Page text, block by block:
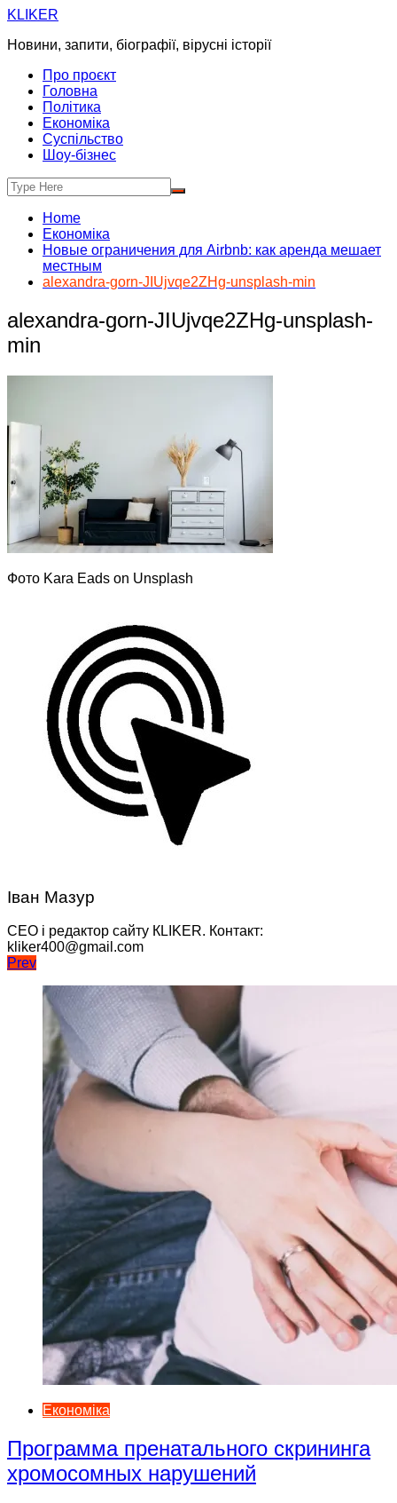
Skip
content
KLIKER
Новини, запити, біографії, вірусні історії
Про проєкт
Головна
Політика
Економіка
Суспільство
Шоу-бізнес
Home
Економіка
Новые ограничения для Airbnb: как аренда мешает
местным
alexandra-gorn-JIUjvqe2ZHg-unsplash-min
alexandra-gorn-JIUjvqe2ZHg-unsplash-
min
Фото Kara Eads on Unsplash
Іван Мазур
CEO і редактор сайту КLIKER. Контакт:
kliker400@gmail.com
Навігація
записів
Prev
Економіка
Программа пренатального скрининга
хромосомных нарушений